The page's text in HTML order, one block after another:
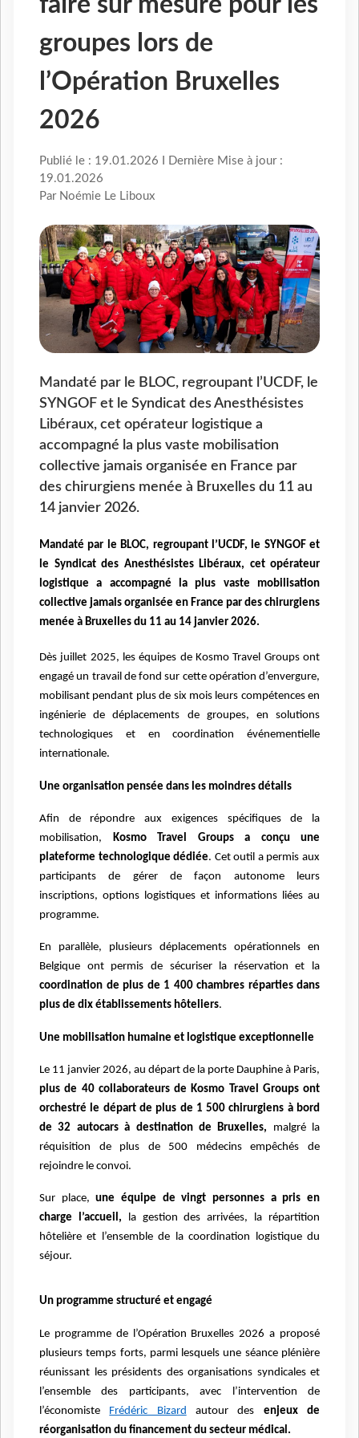
groupes lors de
l’Opération Bruxelles
2026
Publié le : 19.01.2026 I Dernière Mise à jour :
19.01.2026
Par Noémie Le Liboux
Mandaté par le BLOC, regroupant l’UCDF, le
SYNGOF et le Syndicat des Anesthésistes
Libéraux, cet opérateur logistique a
accompagné la plus vaste mobilisation
collective jamais organisée en France par
des chirurgiens menée à Bruxelles du 11 au
14 janvier 2026.
Mandaté par le BLOC, regroupant l’UCDF, le SYNGOF et
le Syndicat des Anesthésistes Libéraux, cet opérateur
logistique a accompagné la plus vaste mobilisation
collective jamais organisée en France par des chirurgiens
menée à Bruxelles du 11 au 14 janvier 2026.
Dès juillet 2025, les équipes de Kosmo Travel Groups ont
engagé un travail de fond sur cette opération d’envergure,
mobilisant pendant plus de six mois leurs compétences en
ingénierie de déplacements de groupes, en solutions
technologiques et en coordination événementielle
internationale.
Une organisation pensée dans les moindres détails
Afin de répondre aux exigences spécifiques de la
mobilisation,
Kosmo Travel Groups a conçu une
plateforme technologique dédiée. Cet outil a permis aux
participants de gérer de façon autonome leurs
inscriptions, options logistiques et informations liées au
programme.
En parallèle, plusieurs déplacements opérationnels en
Belgique ont permis de sécuriser la réservation et la
coordination de plus de 1 400 chambres réparties dans
plus de dix établissements hôteliers.
Une mobilisation humaine et logistique exceptionnelle
Le 11 janvier 2026, au départ de la porte Dauphine à Paris,
plus de 40 collaborateurs de Kosmo Travel Groups ont
orchestré le départ de plus de 1 500 chirurgiens à bord
de 32 autocars à destination de Bruxelles, malgré la
réquisition de plus de 500 médecins empêchés de
rejoindre le convoi.
Sur place,une équipe de vingt personnes a pris en
charge l’accueil, la gestion des arrivées, la répartition
hôtelière et l’ensemble de la coordination logistique du
séjour.
Un programme structuré et engagé
Le programme de l’Opération Bruxelles 2026 a proposé
plusieurs temps forts, parmi lesquels une séance plénière
réunissant les présidents des organisations syndicales et
l’ensemble des participants, avec l’intervention de
l’économiste
Frédéric Bizard autour des enjeux de
réorganisation du financement du secteur médical.